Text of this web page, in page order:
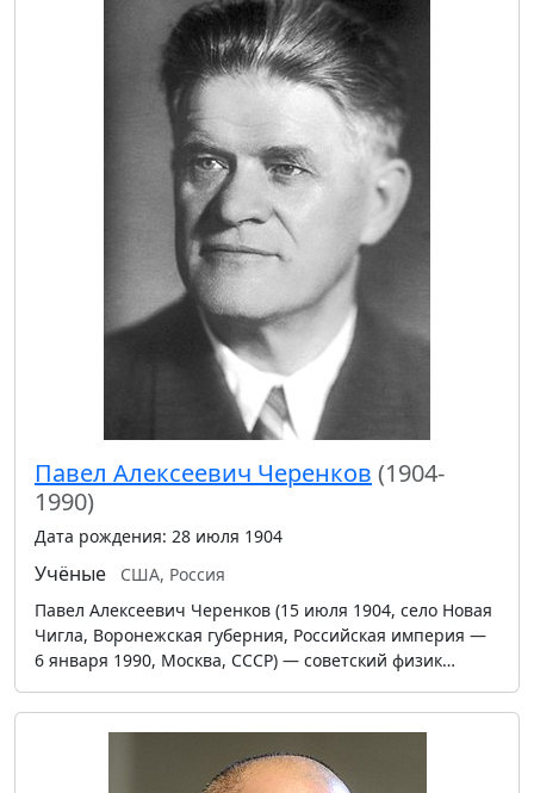
Павел Алексеевич Черенков (1904-
1990)
Дата рождения: 28 июля 1904
Учёные
США, Россия
Павел Алексеевич Черенков (15 июля 1904, село Новая
Чигла, Воронежская губерния, Российская империя —
6 января 1990, Москва, СССР) — советский физик…